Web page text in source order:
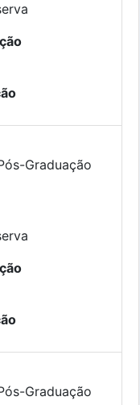
Graduação
Graduação